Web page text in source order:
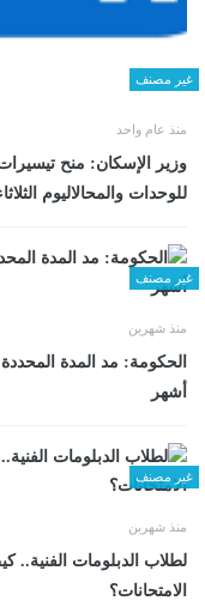
غير مصنف
منذ عام واحد
للوحدات والمحالاليوم الثلاثاء، 6 مايو 2025
غير مصنف
منذ شهرين
أشهر
غير مصنف
منذ شهرين
لطلاب الدبلومات
الامتحانات؟